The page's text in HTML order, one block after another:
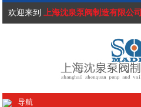
欢迎来到 上海沈泉泵阀制造有限公司
导航